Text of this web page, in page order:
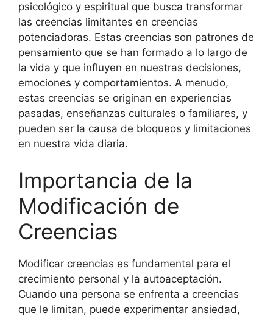
psicológico y espiritual que busca transformar
las creencias limitantes en creencias
potenciadoras. Estas creencias son patrones de
pensamiento que se han formado a lo largo de
la vida y que influyen en nuestras decisiones,
emociones y comportamientos. A menudo,
estas creencias se originan en experiencias
pasadas, enseñanzas culturales o familiares, y
pueden ser la causa de bloqueos y limitaciones
en nuestra vida diaria.
Importancia de la
Modificación de
Creencias
Modificar creencias es fundamental para el
crecimiento personal y la autoaceptación.
Cuando una persona se enfrenta a creencias
que le limitan, puede experimentar ansiedad,